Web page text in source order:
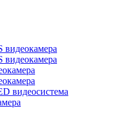
видеосистема